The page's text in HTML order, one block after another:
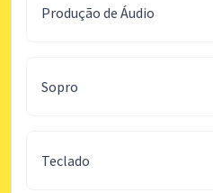
Produção de Áudio
Sopro
Teclado